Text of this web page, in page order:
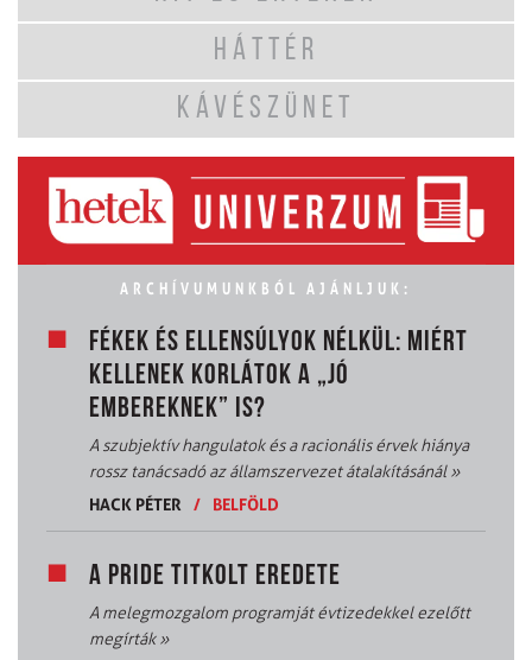
HÁTTÉR
KÁVÉSZÜNET
ARCHÍVUMUNKBÓL AJÁNLJUK:
FÉKEK ÉS ELLENSÚLYOK NÉLKÜL: MIÉRT
KELLENEK KORLÁTOK A „JÓ
EMBEREKNEK” IS?
A szubjektív hangulatok és a racionális érvek hiánya
rossz tanácsadó az államszervezet átalakításánál»
HACK PÉTER
/ BELFÖLD
A PRIDE TITKOLT EREDETE
A melegmozgalom programját évtizedekkel ezelőtt
megírták»